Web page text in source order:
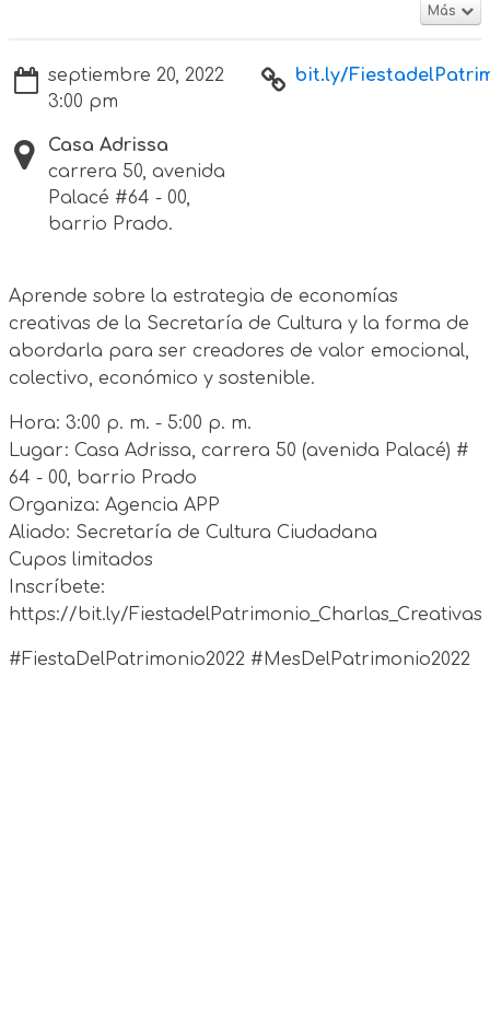
Más
septiembre 20, 2022
3:00 pm
Casa Adrissa
carrera 50, avenida
Palacé #64 - 00,
barrio Prado.
bit.ly/
Aprende sobre la estrategia de economías
creativas de la Secretaría de Cultura y la forma de
abordarla para ser creadores de valor emocional,
colectivo, económico y sostenible.
Hora: 3:00 p. m. - 5:00 p. m.
Lugar: Casa Adrissa, carrera 50 (avenida Palacé) #
64 - 00, barrio Prado
Organiza: Agencia APP
Aliado: Secretaría de Cultura Ciudadana
Cupos limitados
Inscríbete:
https://bit.ly/FiestadelPatrimonio_Charlas_Creativas
#FiestaDelPatrimonio2022 #MesDelPatrimonio2022